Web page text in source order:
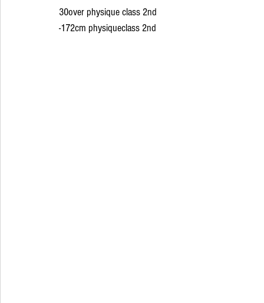
30over physique class 2nd
-172cm physiqueclass 2nd